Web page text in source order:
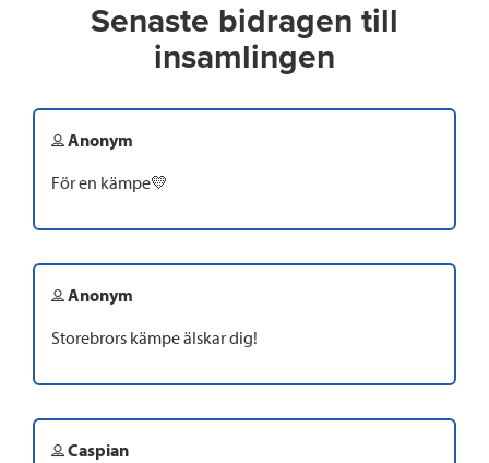
Senaste bidragen till
insamlingen
Anonym
För en kämpe💛
Anonym
Storebrors kämpe älskar dig!
Caspian